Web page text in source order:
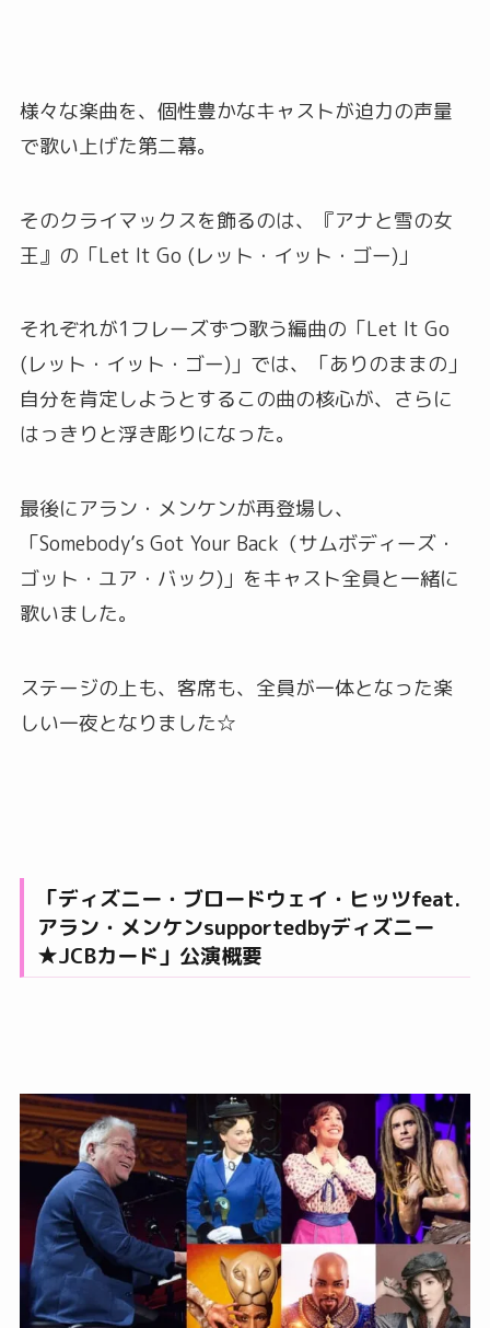
様々な楽曲を、個性豊かなキャストが迫力の声量
で歌い上げた第二幕。
そのクライマックスを飾るのは、『アナと雪の女
王』の「Let It Go (レット・イット・ゴー)」
それぞれが1フレーズずつ歌う編曲の「Let It Go
(レット・イット・ゴー)」では、「ありのままの」
自分を肯定しようとするこの曲の核心が、さらに
はっきりと浮き彫りになった。
最後にアラン・メンケンが再登場し、
「Somebody’s Got Your Back（サムボディーズ・
ゴット・ユア・バック)」をキャスト全員と一緒に
歌いました。
ステージの上も、客席も、全員が一体となった楽
しい一夜となりました☆
「ディズニー・ブロードウェイ・ヒッツfeat.
アラン・メンケンsupportedbyディズニー
★JCBカード」公演概要